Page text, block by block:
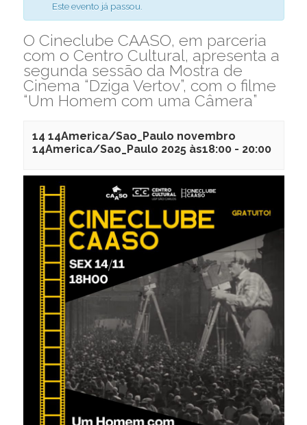
Este evento já passou.
O Cineclube CAASO, em parceria
com o Centro Cultural, apresenta a
segunda sessão da Mostra de
Cinema “Dziga Vertov”, com o filme
“Um Homem com uma Câmera”
14 14America/Sao_Paulo novembro
14America/Sao_Paulo 2025 às18:00- 20:00